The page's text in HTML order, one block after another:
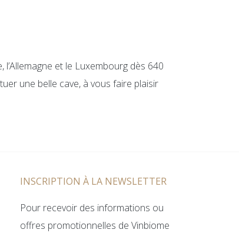
et le Luxembourg dès 640
une belle cave, à vous faire plaisir
INSCRIPTION À LA NEWSLETTER
Pour recevoir des informations ou
offres promotionnelles de Vinbiome